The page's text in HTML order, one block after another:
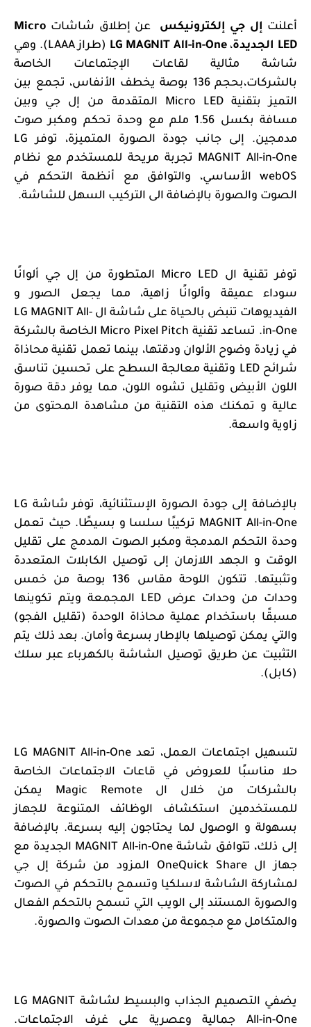
أعلنت إل جي إلكترونيكس عن إطلاق شاشات Micro
LED الجديدة،LG MAGNIT All-in-One (طرازLAAA). وهي
شاشة مثالية لقاعات الإجتماعات الخاصة
بالشركات،بحجم 136 بوصة يخطف الأنفاس، تجمع بين
التميز بتقنيةMicro LED المتقدمة من إل جي وبين
مسافة بكسل 1.56 ملم مع وحدة تحكم ومكبر صوت
مدمجين. إلى جانب جودة الصورة المتميزة، توفر LG
MAGNIT All-in-One تجربة مريحة للمستخدم مع نظام
webOS الأساسي، والتوافق مع أنظمة التحكم في
الصوت والصورة بالإضافة الى التركيب السهل للشاشة.
توفر تقنية ال Micro LED المتطورة من إل جي ألوانًا
سوداء عميقة وألوانًا زاهية، مما يجعل الصور و
الفيديوهات تنبض بالحياة على شاشة ال LG MAGNIT All-
in-One. تساعد تقنية Micro Pixel Pitch الخاصة بالشركة
في زيادة وضوح الألوان ودقتها، بينما تعمل تقنية محاذاة
شرائحLED وتقنية معالجة السطح على تحسين تناسق
اللون الأبيض وتقليل تشوه اللون، مما يوفر دقة صورة
عالية و تمكنك هذه التقنية من مشاهدة المحتوى من
زاوية واسعة.
بالإضافة إلى جودة الصورة الإستثنائية، توفر شاشة LG
MAGNIT All-in-One تركيبًا سلسا و بسيطًا. حيث تعمل
وحدة التحكم المدمجة ومكبر الصوت المدمج على تقليل
الوقت و الجهد اللازمان إلى توصيل الكابلات المتعددة
وتثبيتها. تتكون اللوحة مقاس 136 بوصة من خمس
وحدات من وحدات عرض LED المجمعة ويتم تكوينها
مسبقًا باستخدام عملية محاذاة الوحدة (تقليل الفجو)
والتي يمكن توصيلها بالإطار بسرعة وأمان. بعد ذلك يتم
التثبيت عن طريق توصيل الشاشة بالكهرباء عبر سلك
(كابل).
لتسهيل اجتماعات العمل، تعد LG MAGNIT All-in-One
حلا مناسبًا للعروض في قاعات الاجتماعات الخاصة
بالشركات من خلال ال Magic Remote
يمكن
للمستخدمين استكشاف الوظائف المتنوعة للجهاز
بسهولة و الوصول لما يحتاجون إليه بسرعة. بالإضافة
إلى ذلك، تتوافق شاشةMAGNIT All-in-One الجديدة مع
جهاز الOneQuick Share المزود من شركة إل جي
لمشاركة الشاشة لاسلكيا وتسمح بالتحكم في الصوت
والصورة المستند إلى الويب التي تسمح بالتحكم الفعال
والمتكامل مع مجموعة من معدات الصوت والصورة.
يضفي التصميم الجذاب والبسيط لشاشة
LG MAGNIT
All-in-One جمالية وعصرية على غرف الاجتماعات.